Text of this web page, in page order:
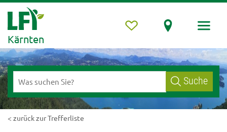
Kärnten
Suche
< zurück zur Trefferliste